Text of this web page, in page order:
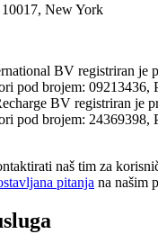
New York
BV registriran je
pod brojem: 09213436,
BV registriran je
pod brojem: 24369398,
naš tim za
pitanja na našim